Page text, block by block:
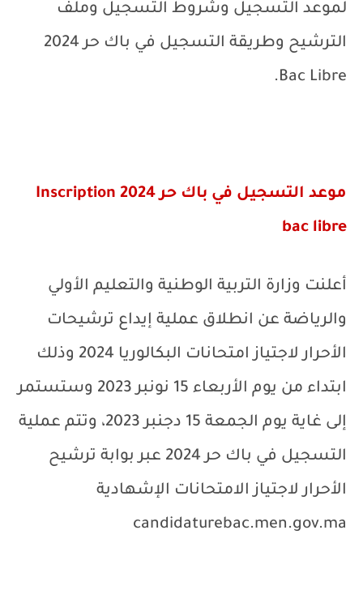
لموعد التسجيل وشروط التسجيل وملف
الترشيح وطريقة التسجيل في باك حر 2024
Bac Libre
.
موعد التسجيل في باك حر 2024
Inscription
bac libre
أعلنت وزارة التربية الوطنية والتعليم الأولي
والرياضة عن انطلاق عملية إيداع ترشيحات
الأحرار لاجتياز امتحانات البكالوريا 2024 وذلك
ابتداء من يوم الأربعاء 15 نونبر 2023
وستستمر
إلى غاية يوم الجمعة 15 دجنبر 2023، وتتم عملية
التسجيل في باك حر 2024 عبر بوابة ترشيح
الأحرار لاجتياز الامتحانات الإشهادية
candidaturebac.men.gov.ma